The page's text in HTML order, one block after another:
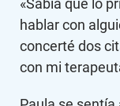
hablar con
concerté dos
con mi